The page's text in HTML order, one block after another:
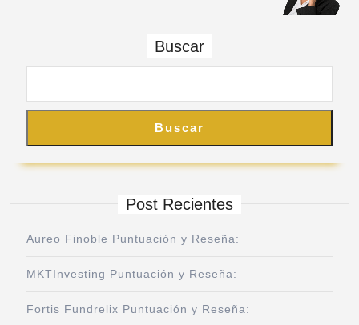
Buscar
Buscar
Post Recientes
Aureo Finoble Puntuación y Reseña:
MKTInvesting Puntuación y Reseña:
Fortis Fundrelix Puntuación y Reseña: